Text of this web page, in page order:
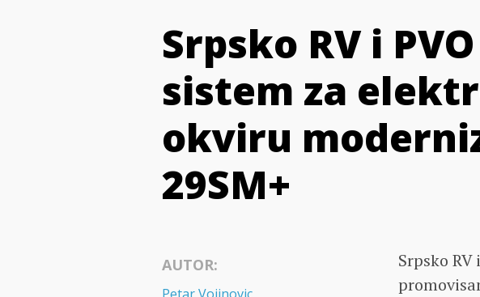
Srpsko RV i
sistem za
okviru
29SM+
Srpsko
AUTOR:
Petar Vojinovic